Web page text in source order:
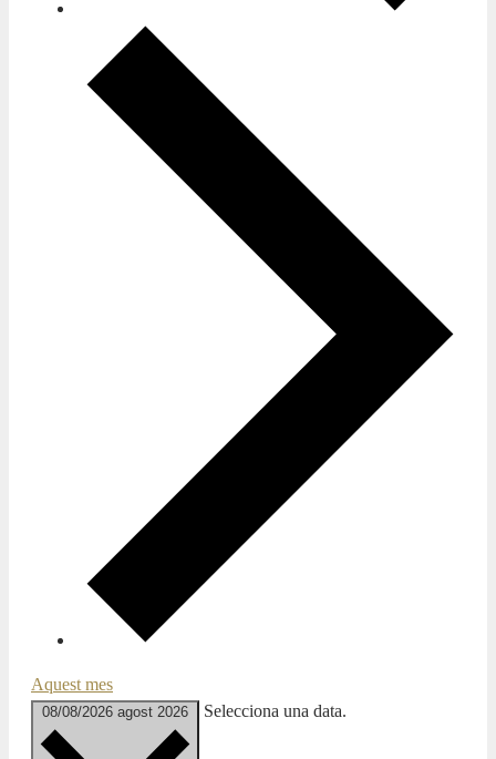
Aquest mes
08/08/2026 agost 2026 Selecciona una data.